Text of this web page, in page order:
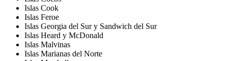
Islas Cook
Islas Feroe
Islas Georgia del Sur y Sandwich del Sur
Islas Heard y McDonald
Islas Malvinas
Islas Marianas del Norte